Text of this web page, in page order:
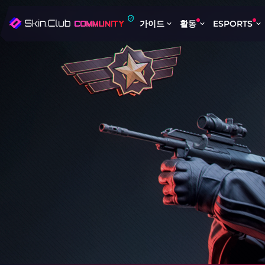
가이드 활동 ESPORTS